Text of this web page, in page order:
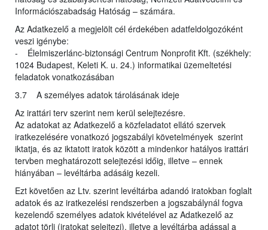
Információszabadság Hatóság – számára.
Az Adatkezelő a megjelölt cél érdekében adatfeldolgozóként
veszi igénybe:
- Élelmiszerlánc-biztonsági Centrum Nonprofit Kft. (székhely:
1024 Budapest, Keleti K. u. 24.) informatikai üzemeltetési
feladatok vonatkozásában
3.7 A személyes adatok tárolásának ideje
Az irattári terv szerint nem kerül selejtezésre.
Az adatokat az Adatkezelő a közfeladatot ellátó szervek
iratkezelésére vonatkozó jogszabályi követelmények szerint
iktatja, és az iktatott iratok között a mindenkor hatályos irattári
tervben meghatározott selejtezési időig, illetve – ennek
hiányában – levéltárba adásáig kezeli.
Ezt követően az Ltv. szerint levéltárba adandó iratokban foglalt
adatok és az iratkezelési rendszerben a jogszabálynál fogva
kezelendő személyes adatok kivételével az Adatkezelő az
adatot törli (iratokat selejtezi), illetve a levéltárba adással a